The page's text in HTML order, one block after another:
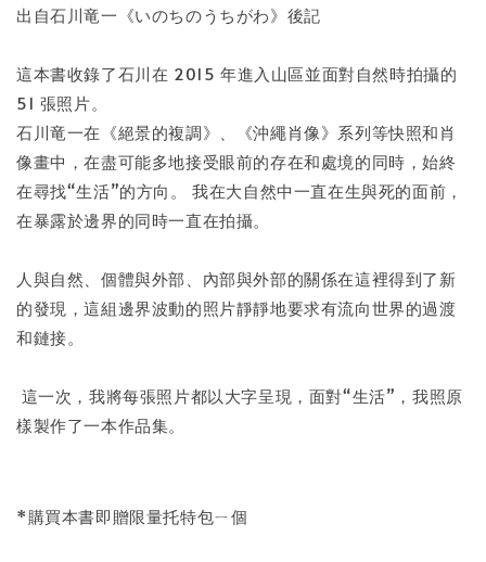
出自石川竜一《いのちのうちがわ》後記
這本書收錄了石川在 2015 年進入山區並面對自然時拍攝的
51 張照片。
石川竜一在《絕景的複調》、《沖繩肖像》系列等快照和肖
像畫中，在盡可能多地接受眼前的存在和處境的同時，始終
在尋找“生活”的方向。 我在大自然中一直在生與死的面前，
在暴露於邊界的同時一直在拍攝。
人與自然、個體與外部、內部與外部的關係在這裡得到了新
的發現，這組邊界波動的照片靜靜地要求有流向世界的過渡
和鏈接。
這一次，我將每張照片都以大字呈現，面對“生活”，我照原
樣製作了一本作品集。
*購買本書即贈限量托特包ㄧ個